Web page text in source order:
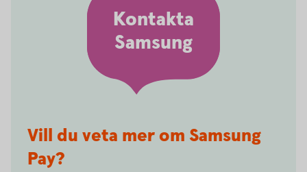
Kontakta
Samsung
Vill du veta mer om Samsung
Pay?